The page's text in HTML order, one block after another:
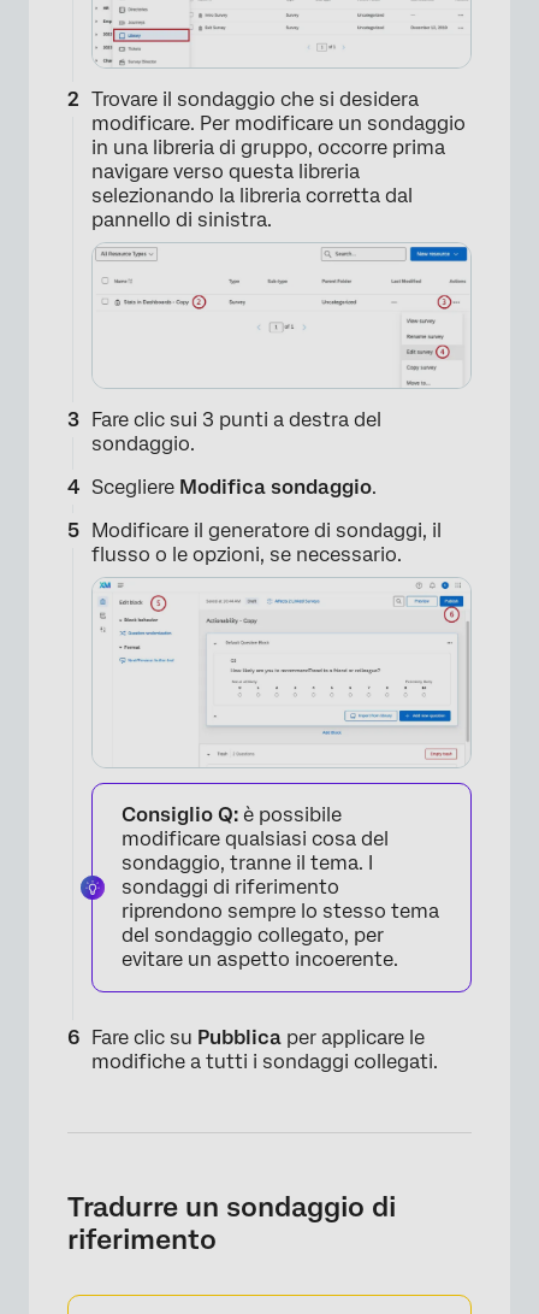
Trovare il sondaggio che si desidera
modificare. Per modificare un sondaggio
in una libreria di gruppo, occorre prima
navigare verso questa libreria
selezionando la libreria corretta dal
pannello di sinistra.
Fare clic sui 3 punti a destra del
sondaggio.
Scegliere Modifica sondaggio.
Modificare il generatore di sondaggi, il
flusso o le opzioni, se necessario.
Consiglio Q: è possibile
modificare qualsiasi cosa del
sondaggio, tranne il tema. I
sondaggi di riferimento
riprendono sempre lo stesso tema
del sondaggio collegato, per
evitare un aspetto incoerente.
Fare clic su Pubblica per applicare le
modifiche a tutti i sondaggi collegati.
Tradurre un sondaggio di
riferimento